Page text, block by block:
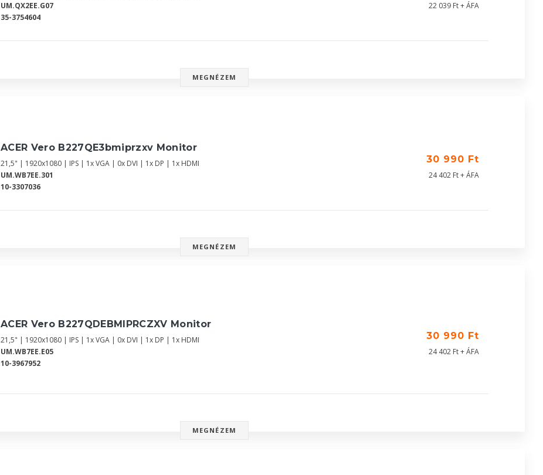
UM.QX2EE.G07
35-3754604
22 039 Ft + ÁFA
MEGNÉZEM
ACER Vero B227QE3bmiprzxv Monitor
21,5" | 1920x1080 | IPS | 1x VGA | 0x DVI | 1x DP | 1x HDMI
UM.WB7EE.301
10-3307036
30 990 Ft
24 402 Ft + ÁFA
MEGNÉZEM
ACER Vero B227QDEBMIPRCZXV Monitor
21,5" | 1920x1080 | IPS | 1x VGA | 0x DVI | 1x DP | 1x HDMI
UM.WB7EE.E05
10-3967952
30 990 Ft
24 402 Ft + ÁFA
MEGNÉZEM